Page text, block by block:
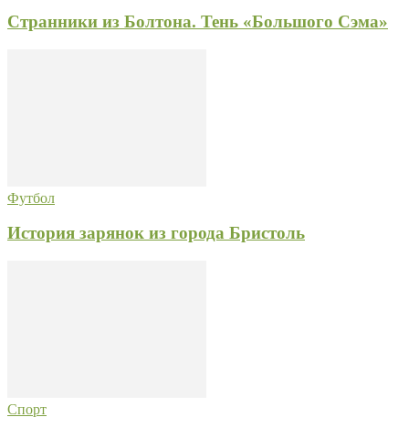
Странники из Болтона. Тень «Большого Сэма»
Футбол
История зарянок из города Бристоль
Спорт